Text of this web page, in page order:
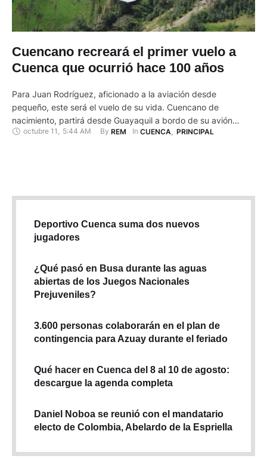
Cuencano recreará el primer vuelo a
Cuenca que ocurrió hace 100 años
Para Juan Rodríguez, aficionado a la aviación desde
pequeño, este será el vuelo de su vida. Cuencano de
nacimiento, partirá desde Guayaquil a bordo de su avión
clásico y aterrizará en el aeropuerto Mariscal Lamar,
octubre 11 , 5:44 AM By REM In CUENCA PRINCIPAL
Deportivo Cuenca suma dos nuevos
jugadores
¿Qué pasó en Busa durante las aguas
abiertas de los Juegos Nacionales
Prejuveniles?
3.600 personas colaborarán en el plan de
contingencia para Azuay durante el feriado
Qué hacer en Cuenca del 8 al 10 de agosto:
descargue la agenda completa
Daniel Noboa se reunió con el mandatario
electo de Colombia, Abelardo de la Espriella